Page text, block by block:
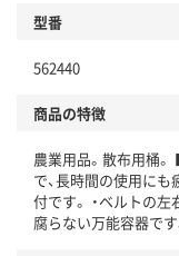
型番
562440
商品の特徴
農業用品。散布用桶
で、長時間の使用にも
付です。 ・ベルトの左
腐らない万能容器です